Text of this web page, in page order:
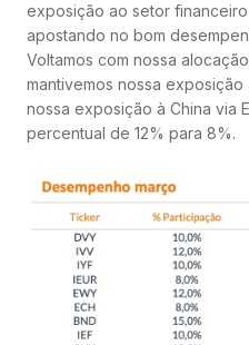
exposição ao setor
apostando no bom
Voltamos com nossa
mantivemos nossa exposição
nossa exposição à China via
percentual de 12% para 8%.